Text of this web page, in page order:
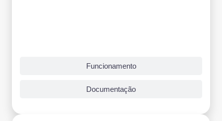
Funcionamento
Documentação